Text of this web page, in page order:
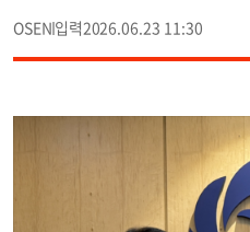
OSEN 2026.06.23 11:30